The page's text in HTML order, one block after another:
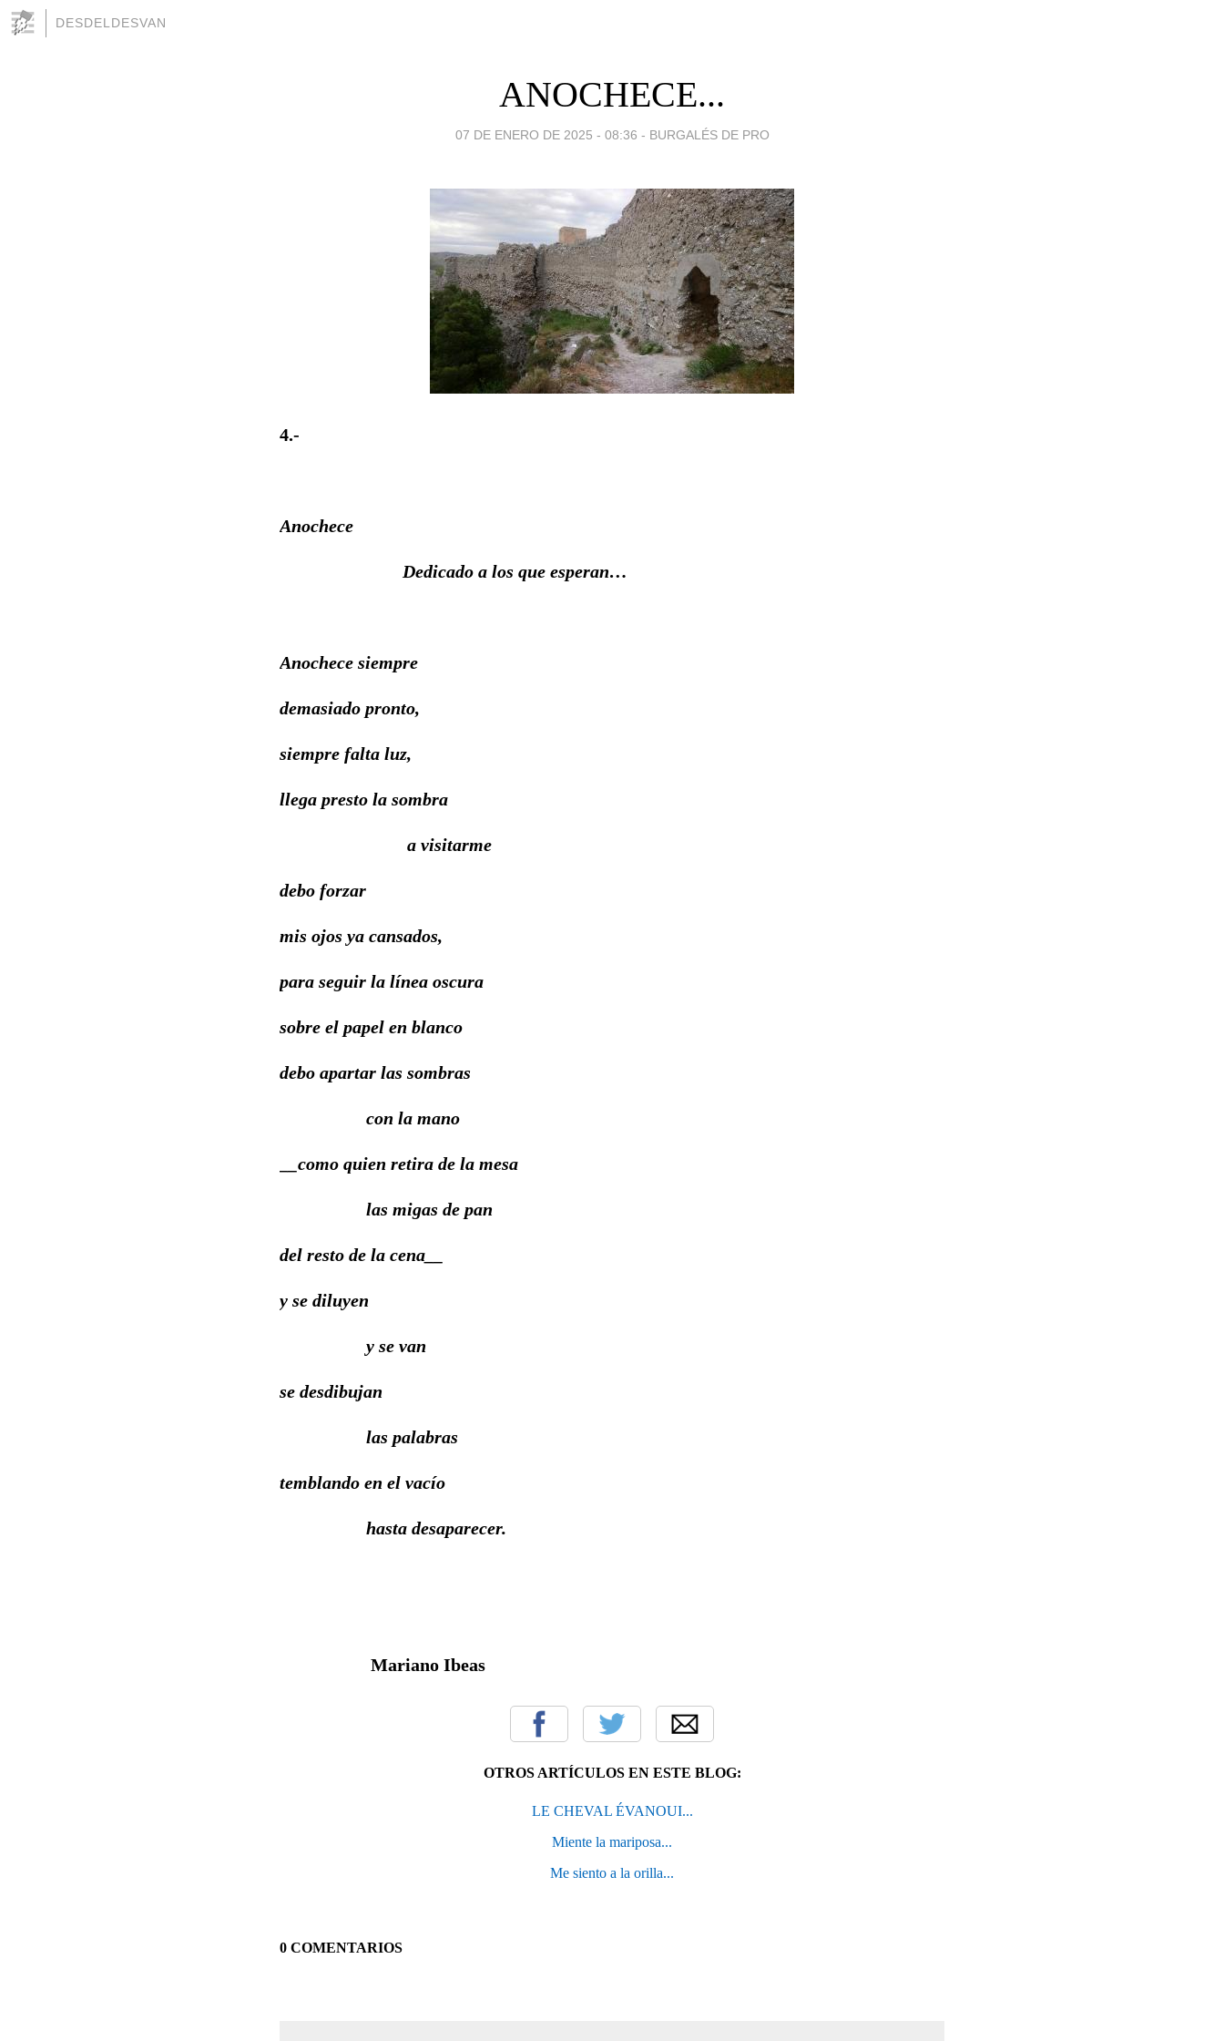
DESDELDESVAN
ANOCHECE...
07 DE ENERO DE 2025 - 08:36 - BURGALÉS DE PRO
4.-
Anochece
Dedicado a los que esperan…
Anochece siempre
demasiado pronto,
siempre falta luz,
llega presto la sombra
a visitarme
debo forzar
mis ojos ya cansados,
para seguir la línea oscura
sobre el papel en blanco
debo apartar las sombras
con la mano
__como quien retira de la mesa
las migas de pan
del resto de la cena__
y se diluyen
y se van
se desdibujan
las palabras
temblando en el vacío
hasta desaparecer.
Mariano Ibeas
OTROS ARTÍCULOS EN ESTE BLOG:
LE CHEVAL ÉVANOUI...
Miente la mariposa...
Me siento a la orilla...
0 COMENTARIOS